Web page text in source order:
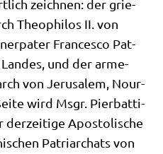
zeich­nen: der grie­
Theo­phi­los II. von
Fran­ces­co Pat­
und der arme­
von Jeru­sa­lem, Nour­
wird Msgr. Pier­bat­ti­
der­zei­ti­ge Apo­sto­li­sche
Patri­ar­chats von